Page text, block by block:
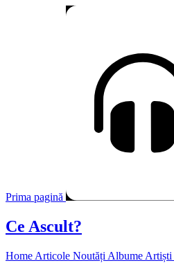
Prima pagină
Ce Ascult?
Home Articole Noutăți Albume Artiști